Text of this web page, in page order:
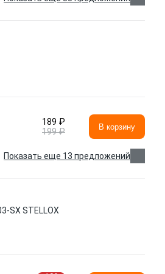
189 ₽
199 ₽
В корзину
Показать еще 13 предложений
SX STELLOX